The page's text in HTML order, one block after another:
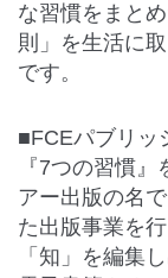
な習慣をまと
則」を生活に
です。
■FCEパブリッ
『7つの習慣
アー出版の名
た出版事業を
「知」を編集